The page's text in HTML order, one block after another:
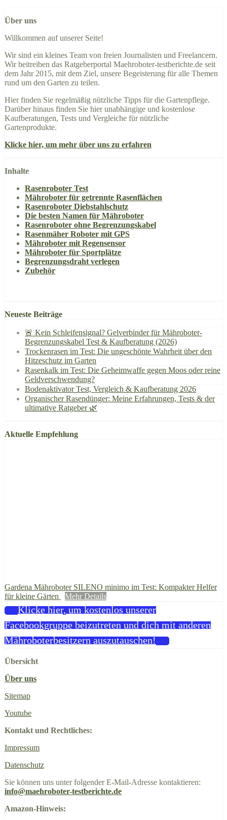
Über uns
Willkommen auf unserer Seite!
Wir sind ein kleines Team von freien Journalisten und Freelancern.
Wir beitreiben das Ratgeberportal Maehroboter-testberichte.de seit
dem Jahr 2015, mit dem Ziel, unsere Begeisterung für alle Themen
rund um den Garten zu teilen.
Hier finden Sie regelmäßig nützliche Tipps für die Gartenpflege.
Darüber hinaus finden Sie hier unabhängige und kostenlose
Kaufberatungen, Tests und Vergleiche für nützliche
Gartenprodukte.
Klicke hier, um mehr über uns zu erfahren
Inhalte
Rasenroboter Test
Mähroboter für getrennte Rasenflächen
Rasenroboter Diebstahlschutz
Die besten Namen für Mähroboter
Rasenroboter ohne Begrenzungskabel
Rasenmäher Roboter mit GPS
Mähroboter mit Regensensor
Mähroboter für Sportplätze
Begrenzungsdraht verlegen
Zubehör
Neueste Beiträge
🚨 Kein Schleifensignal? Gelverbinder für Mähroboter-
Begrenzungskabel Test & Kaufberatung (2026)
Trockenrasen im Test: Die ungeschönte Wahrheit über den
Hitzeschutz im Garten
Rasenkalk im Test: Die Geheimwaffe gegen Moos oder reine
Geldverschwendung?
Bodenaktivator Test, Vergleich & Kaufberatung 2026
Organischer Rasendünger: Meine Erfahrungen, Tests & der
ultimative Ratgeber 🌿
Aktuelle Empfehlung
Gardena Mähroboter SILENO minimo im Test: Kompakter Helfer
für kleine Gärten
Mehr Details
Klicke hier, um kostenlos unserer
Facebookgruppe beizutreten und dich mit anderen
Mähroboterbesitzern auszutauschen!
Übersicht
Über uns
Sitemap
Youtube
Kontakt und Rechtliches:
Impressum
Datenschutz
Sie können uns unter folgender E-Mail-Adresse kontaktieren:
info@maehroboter-testberichte.de
Amazon-Hinweis: